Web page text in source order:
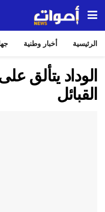
الرئيسية أخبار وطنية
الوداد يتألق
القبائل